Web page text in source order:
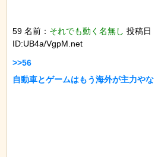
59 名前： それでも動く名無し 投稿日
ID:UB4a/VgpM.net
>>56
自動車とゲームはもう海外が主力やな